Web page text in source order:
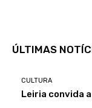
ÚLTIMAS
CULTURA
Leiria convida